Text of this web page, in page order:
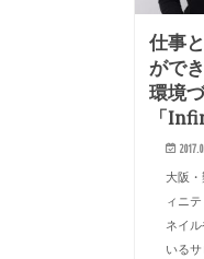
仕事
がで
環境
「
大阪
ィニ
ネイ
いる